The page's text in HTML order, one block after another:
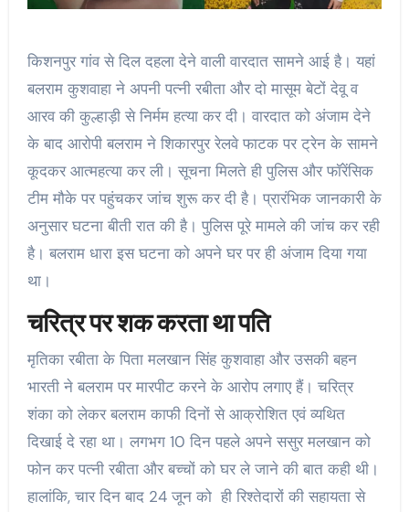
किशनपुर गांव से दिल दहला देने वाली वारदात सामने आई है। यहां
बलराम कुशवाहा ने अपनी पत्नी रबीता और दो मासूम बेटों देवू व
आरव की कुल्हाड़ी से निर्मम हत्या कर दी। वारदात को अंजाम देने
के बाद आरोपी बलराम ने शिकारपुर रेलवे फाटक पर ट्रेन के सामने
कूदकर आत्महत्या कर ली। सूचना मिलते ही पुलिस और फॉरेंसिक
टीम मौके पर पहुंचकर जांच शुरू कर दी है। प्रारंभिक जानकारी के
अनुसार घटना बीती रात की है। पुलिस पूरे मामले की जांच कर रही
है। बलराम धारा इस घटना को अपने घर पर ही अंजाम दिया गया
था।
चरित्र पर शक करता था पति
मृतिका रबीता के पिता मलखान सिंह कुशवाहा और उसकी बहन
भारती ने बलराम पर मारपीट करने के आरोप लगाए हैं। चरित्र
शंका को लेकर बलराम काफी दिनों से आक्रोशित एवं व्यथित
दिखाई दे रहा था। लगभग 10 दिन पहले अपने ससुर मलखान को
फोन कर पत्नी रबीता और बच्चों को घर ले जाने की बात कही थी।
हालांकि, चार दिन बाद 24 जून को ही रिश्तेदारों की सहायता से